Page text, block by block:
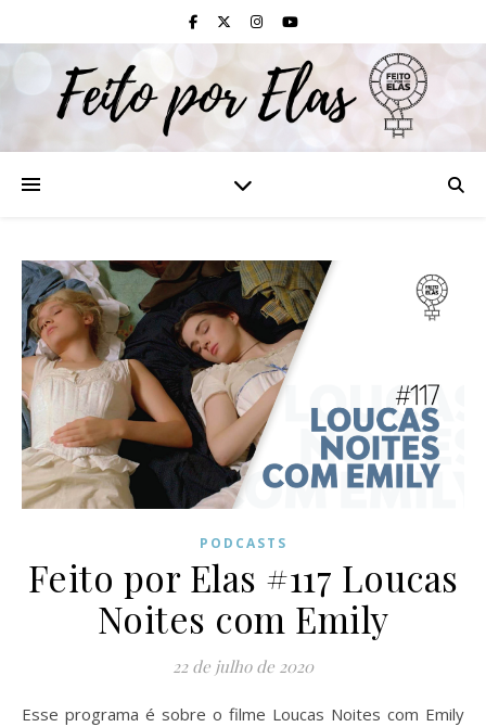
PODCASTS
Feito por Elas #117 Loucas
Noites com Emily
22 de julho de 2020
Esse programa é sobre o filme Loucas Noites com Emily